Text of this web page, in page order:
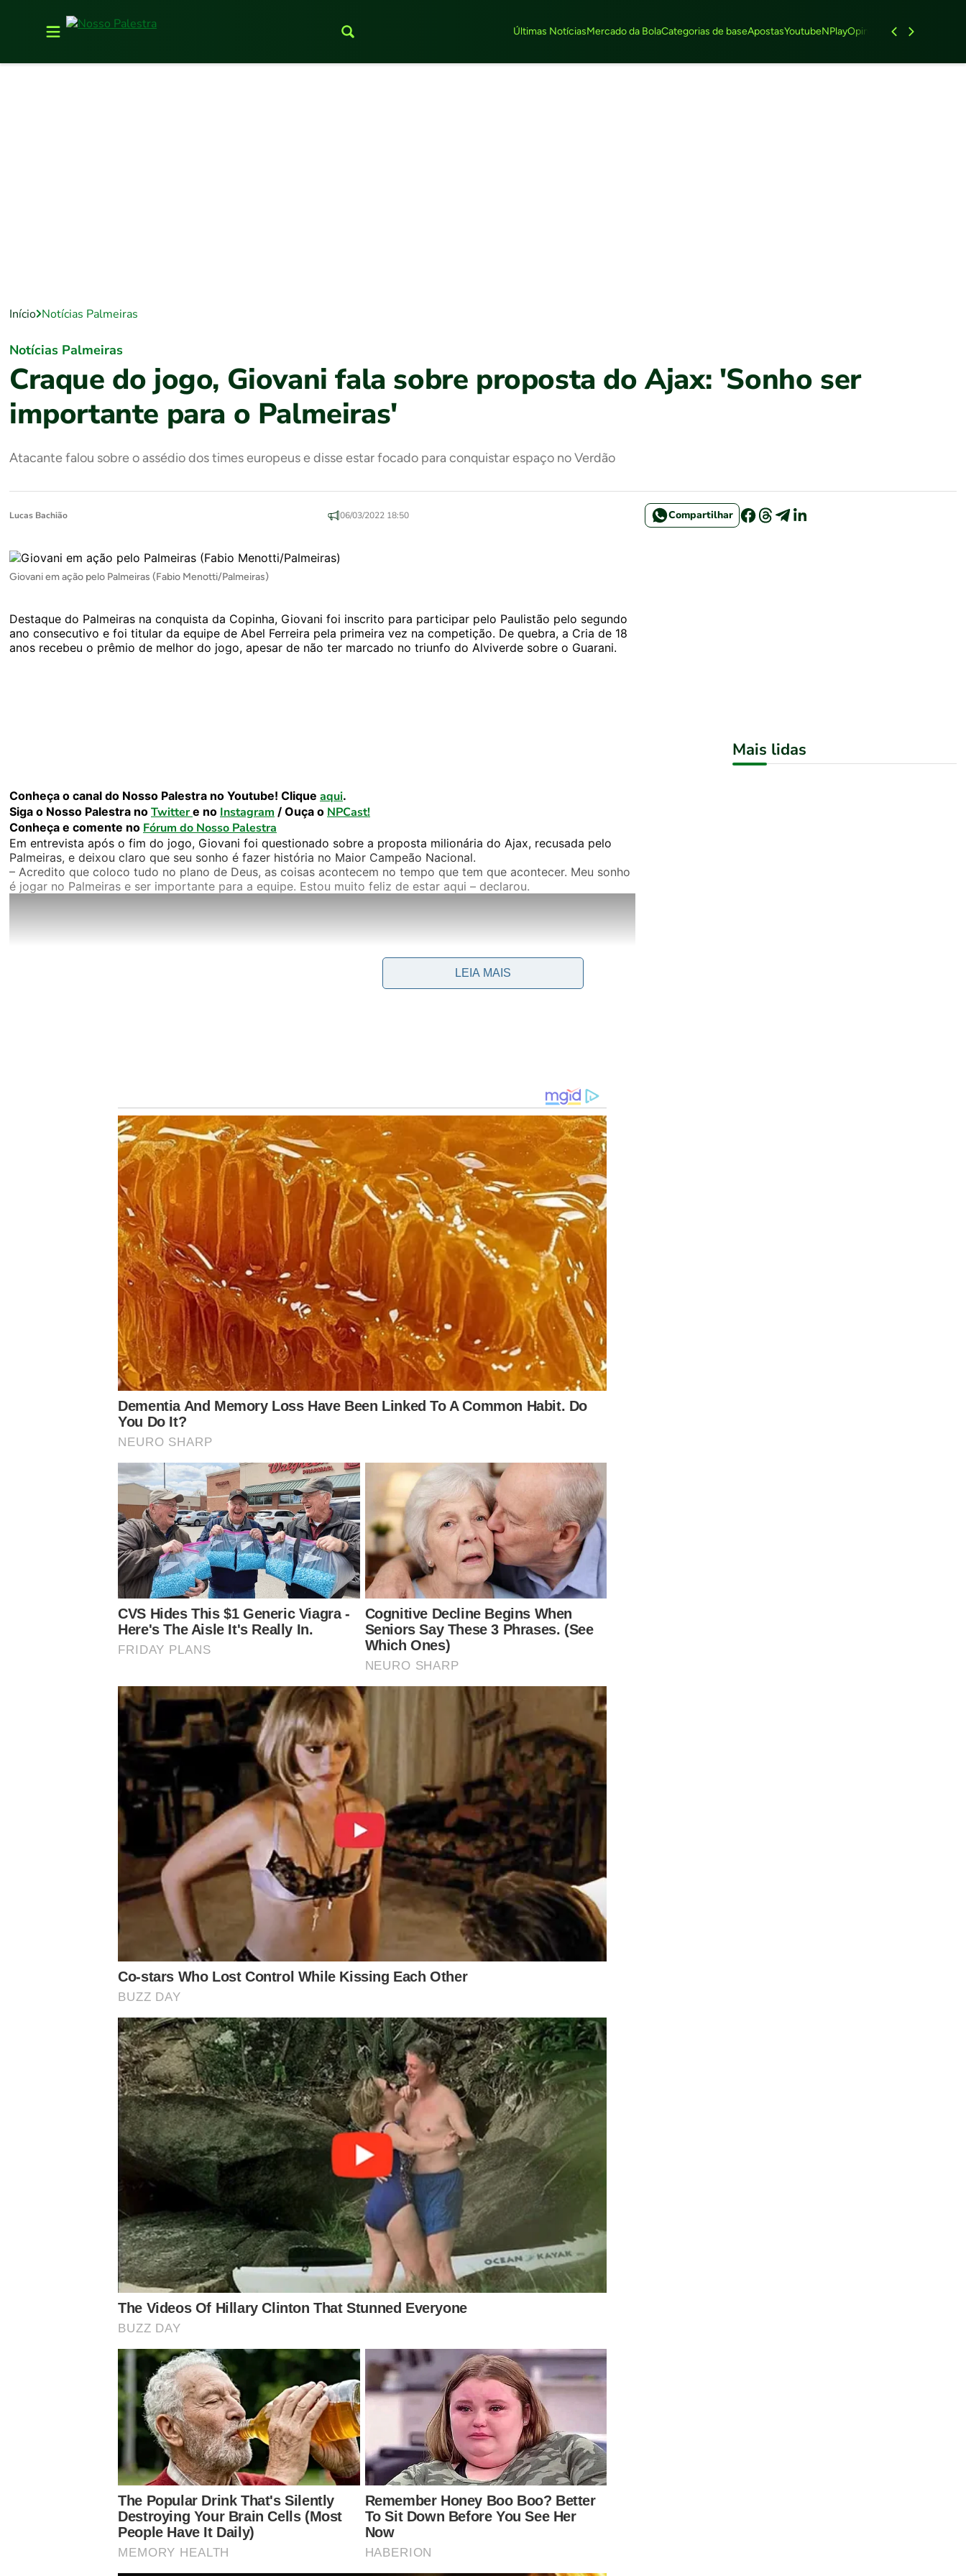
Últimas NotíciasMercado da BolaCategorias de baseApostasYoutubeNPlayOpinião Feminino
Início Notícias Palmeiras
Notícias Palmeiras
Craque do jogo, Giovani fala sobre proposta do Ajax: 'Sonho ser
importante para o Palmeiras'
Atacante falou sobre o assédio dos times europeus e disse estar focado para conquistar espaço no Verdão
Lucas Bachião 06/03/2022 18:50 Compartilhar
Giovani em ação pelo Palmeiras (Fabio Menotti/Palmeiras)
Destaque do Palmeiras na conquista da Copinha, Giovani foi inscrito para participar pelo Paulistão pelo segundo
ano consecutivo e foi titular da equipe de Abel Ferreira pela primeira vez na competição. De quebra, a Cria de 18
anos recebeu o prêmio de melhor do jogo, apesar de não ter marcado no triunfo do Alviverde sobre o Guarani.
Conheça o canal do Nosso Palestra no Youtube! Clique aqui.
Siga o Nosso Palestra no Twittere no Instagram / Ouça o NPCast!
Conheça e comente no Fórum do Nosso Palestra
Em entrevista após o fim do jogo, Giovani foi questionado sobre a proposta milionária do Ajax, recusada pelo
Palmeiras, e deixou claro que seu sonho é fazer história no Maior Campeão Nacional.
– Acredito que coloco tudo no plano de Deus, as coisas acontecem no tempo que tem que acontecer. Meu sonho
é jogar no Palmeiras e ser importante para a equipe. Estou muito feliz de estar aqui – declarou.
O camisa 17 revelou estar pronto para atuar com o time principal e disse que Abel pode contar com ele na
equipe. Por fim, o atacante elogiou a rotina de treinamentos do técnico português.
Notícias Relacionadas
– Agradeço a Deus e minha família por esses momentos, é especial. Acredito que a gente vem num momento
bom, nossos treinos são fortes, isso é mérito. Estou preparado e, se o professor precisar de mim, vou estar
preparado – finalizou.
O Palmeiras volta a campo na próxima quinta-feira (10), contra o São Paulo, no Morumbi, às 20h30 (de Brasília),
pela quarta rodada do Estadual. A partida foi adiada devido a participação do Verdão no Mundial de Clubes.
Leila Pereira se torna primeira presidente mulher campeã internacional na América do Sul
Zé Rafael e Weverton exaltam título inédito pelo Palmeiras e valorizam legado
EXCLUSIVO: Marcelo Lomba destaca início no Palmeiras e título da Recopa: ‘Aproveitar todas as oportunidades’
Conheça o canal do Nosso Palestra no Youtube
Siga o Nosso Palestra nas redes sociais
Palmeiras Paulistão
Mais lidas
LEIA MAIS